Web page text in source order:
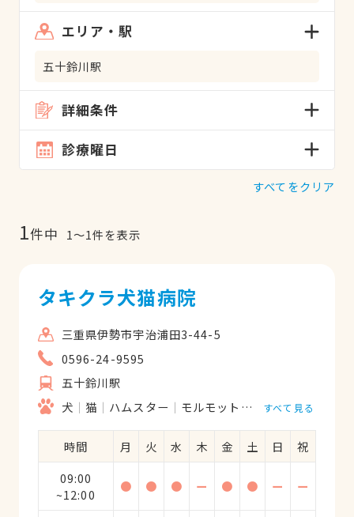
エリア・駅
五十鈴川駅
詳細条件
診療曜日
すべてをクリア
1件中 1〜1件を表示
タキクラ犬猫病院
三重県伊勢市宇治浦田3-44-5
0596-24-9595
五十鈴川駅
犬
猫 ハムスター モルモット うさぎ
すべて見る
時間 月 火 水 木 金 土 日
祝
09:00
~12:00
● ● ● ー ● ● ー ー